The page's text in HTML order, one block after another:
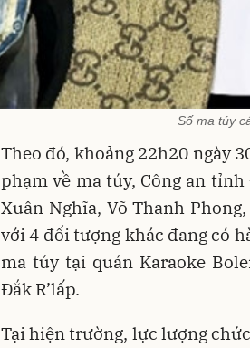
Số ma túy
Theo đó, khoảng 22h20 ngày
phạm về ma túy, Công an
Xuân Nghĩa, Võ Thanh
với 4 đối tượng khác đang có
ma túy tại quán Karaoke
Đắk R’lấp.
Tại hiện trường, lực lượng